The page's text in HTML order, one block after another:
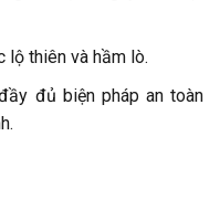
lộ thiên và hầm lò.
đủ biện pháp an toàn